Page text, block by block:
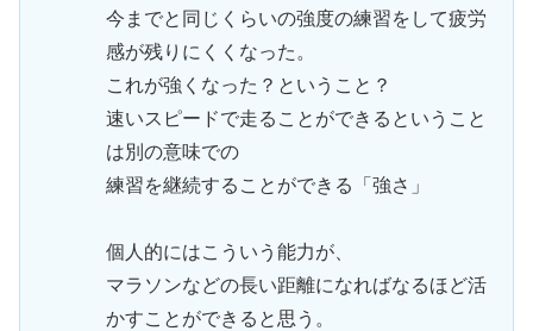
今までと同じくらいの強度の練習をして疲労
感が残りにくくなった。
これが強くなった？ということ？
速いスピードで走ることができるということ
は別の意味での
練習を継続することができる「強さ」
個人的にはこういう能力が、
マラソンなどの長い距離になればなるほど活
かすことができると思う。